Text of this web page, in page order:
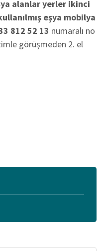
alanlar yerler ikinci
eşya mobilya
812 52 13 numaralı no
görüşmeden 2. el